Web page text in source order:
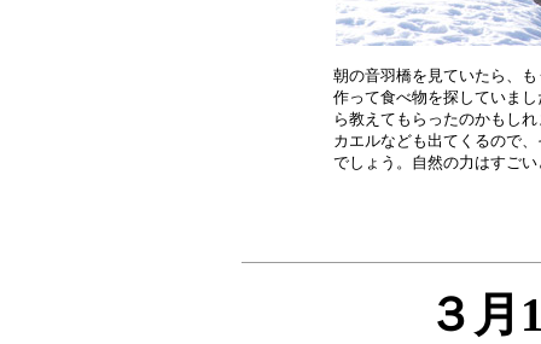
朝の音羽橋を見ていたら、
作って食べ物を探していま
ら教えてもらったのかもし
カエルなども出てくるので
３月